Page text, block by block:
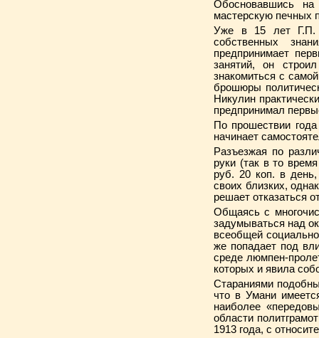
Обосновавшись на
мастерскую печных
Уже в 15 лет Г.П.
собственных
предпринимает
занятий, он
знакомиться с
брошюры
Никулин
предпринимал
По прошествии
начинает
Разъезжая по
руки (так в то
руб. 20 коп. в
своих близких,
решает отказаться
Общаясь с
задумываться над
всеобщей
же попадает под
среде люмпен-
которых и явила
Стараниями
что в Умани
наиболее
области
1913 года, с